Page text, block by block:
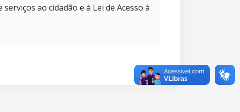
ao cidadão e à Lei de Acesso à